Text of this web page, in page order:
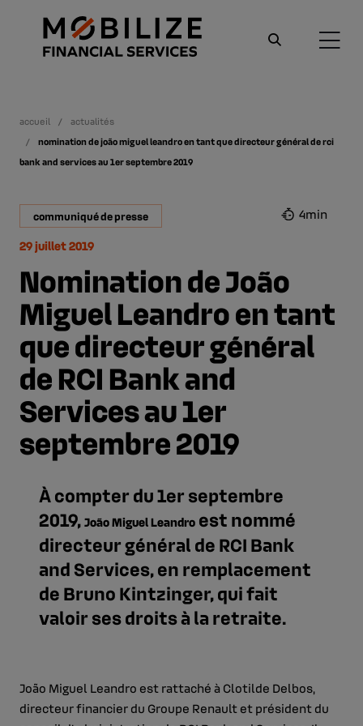
accueil
actualités
nomination de joão miguel leandro en tant que directeur général de rci
bank and services au 1er septembre 2019
communiqué de presse
4min
29 juillet 2019
Nomination de João
Miguel Leandro en tant
que directeur général
de RCI Bank and
Services au 1er
septembre 2019
À compter du 1er septembre
2019, João Miguel Leandro est nommé
directeur général de RCI Bank
and Services, en remplacement
de Bruno Kintzinger, qui fait
valoir ses droits à la retraite.
João Miguel Leandro est rattaché à Clotilde Delbos,
directeur financier du Groupe Renault et président du